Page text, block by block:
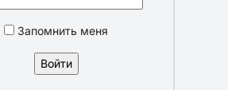
Запомнить меня